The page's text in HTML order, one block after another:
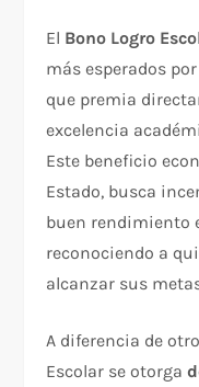
El Bono Logro
más esperados
que premia
excelencia
Este beneficio
Estado, busca
buen rendimiento
reconociendo a
alcanzar sus
A diferencia de
Escolar se otorga